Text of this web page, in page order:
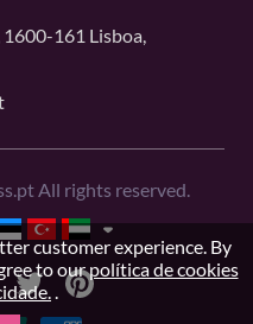
1600-161 Lisboa,
All rights reserved.
customer experience. By
to ourpolítica de cookies
.